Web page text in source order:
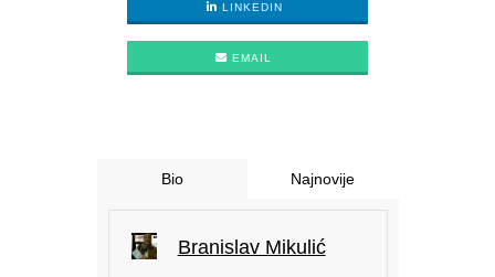
LINKEDIN
EMAIL
Bio Najnovije
Branislav Mikulić